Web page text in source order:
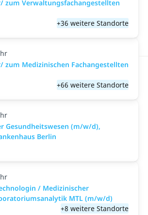
zum Verwaltungsfachangestellten
+36 weitere Standorte
zum Medizinischen Fachangestellten
+66 weitere Standorte
Gesundheitswesen (m/w/d),
Berlin
/ Medizinischer
MTL (m/w/d)
+8 weitere Standorte